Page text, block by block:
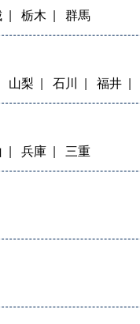
栃木 群馬
山梨 石川 福井
兵庫 三重